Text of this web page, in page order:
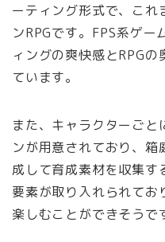
ーティング形式で、これ
ンRPGです。FPS系ゲ
ィングの爽快感とRPG
ています。
また、キャラクターごと
ンが用意されており、箱
成して育成素材を収集す
要素が取り入れられてお
楽しむことができそうで